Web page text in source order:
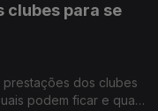
clubes para se
prestações dos clubes
podem ficar e quais